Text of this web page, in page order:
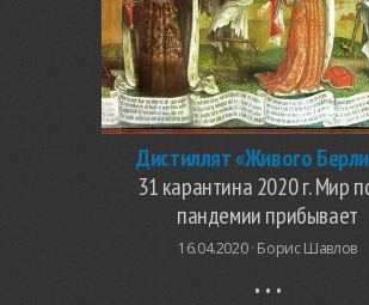
Дистиллят «Живого
31 карантина 2020 г. Мир
пандемии прибывает
16.04.2020 · Борис Шавлов